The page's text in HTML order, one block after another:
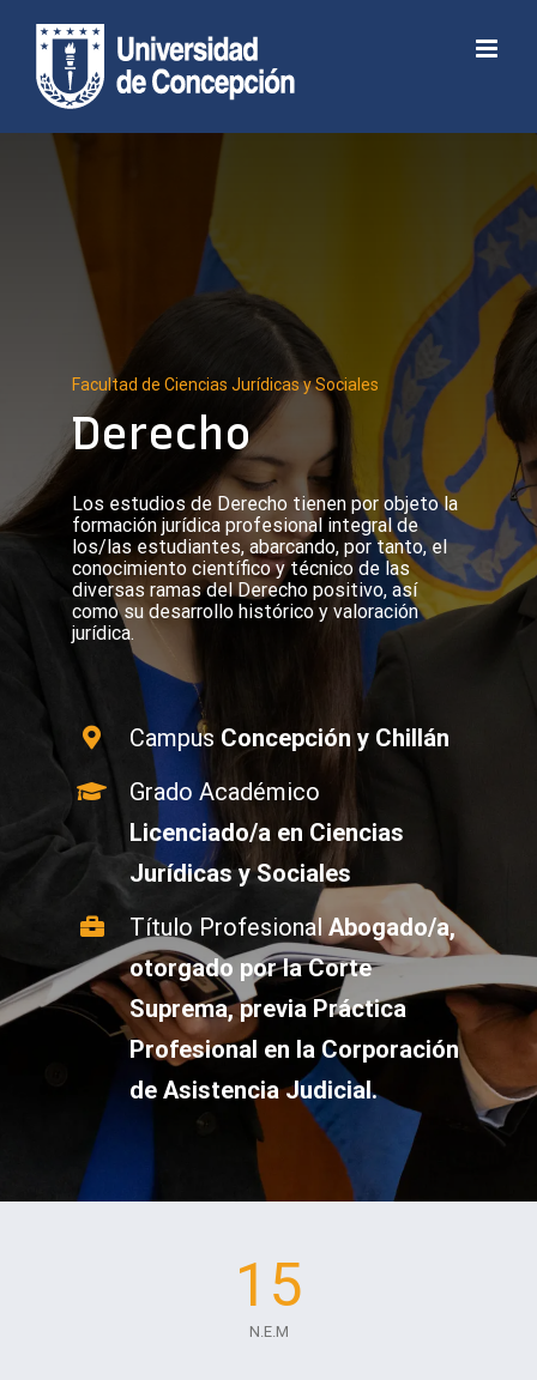
Abrir barra de herramientas
content
Facultad de Ciencias Jurídicas y Sociales
Derecho
Los estudios de Derecho tienen por objeto la
formación jurídica profesional integral de
los/las estudiantes, abarcando, por tanto, el
conocimiento científico y técnico de las
diversas ramas del Derecho positivo, así
como su desarrollo histórico y valoración
jurídica.
Campus Concepción y Chillán
Grado Académico
Licenciado/a en Ciencias
Jurídicas y Sociales
Título ProfesionalAbogado/a,
otorgado por la Corte
Suprema, previa Práctica
Profesional en la Corporación
de Asistencia Judicial.
15
N.E.M